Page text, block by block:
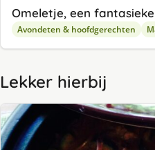
Omeletje, een
Avondeten & hoofdgerechten
Lekker hierbij